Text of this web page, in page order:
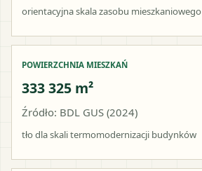
orientacyjna skala zasobu mieszkaniowego
POWIERZCHNIA MIESZKAŃ
333 325 m²
Źródło: BDL GUS (2024)
tło dla skali termomodernizacji budynków